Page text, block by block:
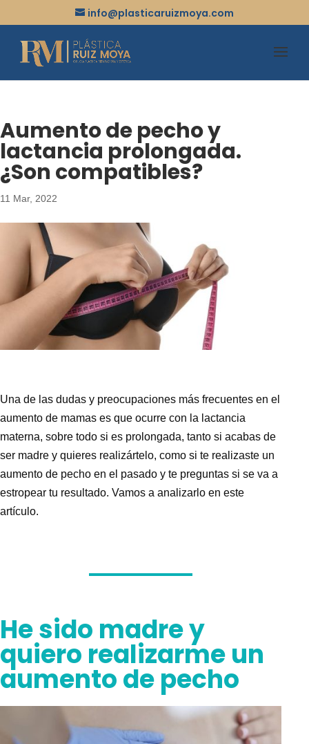
info@plasticaruizmoya.com
Aumento de pecho y
lactancia prolongada.
¿Son compatibles?
11 Mar, 2022
Una de las dudas y preocupaciones más frecuentes en el
aumento de mamas es que ocurre con la lactancia
materna, sobre todo si es prolongada, tanto si acabas de
ser madre y quieres realizártelo, como si te realizaste un
aumento de pecho en el pasado y te preguntas si se va a
estropear tu resultado. Vamos a analizarlo en este
artículo.
He sido madre y
quiero realizarme un
aumento de pecho